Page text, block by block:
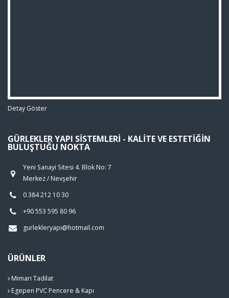
Detay Göster
GÜRLEKLER YAPI SISTEMLERI - KALITE VE ESTETIĞIN
BULUŞTUĞU NOKTA
Yeni Sanayi Sitesi 4. Blok No: 7
Merkez / Nevşehir
0 384 212 10 30
+90 553 595 80 96
gurlekleryapi@hotmail.com
ÜRÜNLER
Mimari Tadilat
Egepen PVC Pencere & Kapı